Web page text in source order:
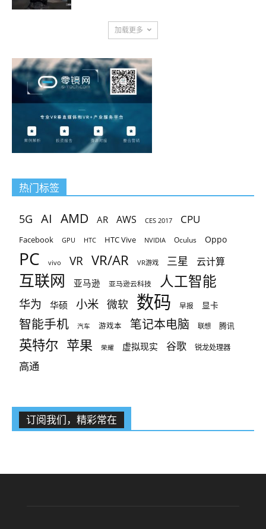
加载更多
热门标签
5G AI AMD AR AWS CES 2017 CPU
Facebook GPU HTC HTC Vive NVIDIA Oculus Oppo
PC vivo VR VR/AR VR游戏 三星 云计算
互联网 亚马逊 亚马逊云科技 人工智能
华为 华硕 小米 微软 数码 早报 显卡
智能手机 汽车 游戏本 笔记本电脑 联想 腾讯
英特尔 苹果 荣耀 虚拟现实 谷歌 锐龙处理器
高通
订阅我们，精彩常在